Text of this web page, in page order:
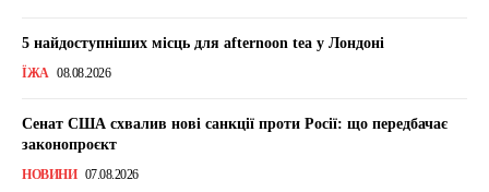
5 найдоступніших місць для afternoon tea у Лондоні
ЇЖА 08.08.2026
Сенат США схвалив нові санкції проти Росії: що передбачає
законопроєкт
НОВИНИ 07.08.2026